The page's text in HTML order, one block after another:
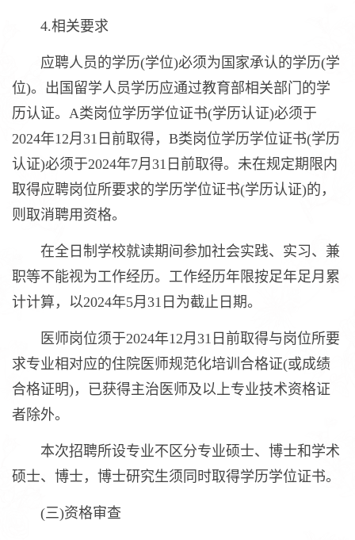
4.相关要求
应聘人员的学历(学位)必须为国家承认的学历(学
位)。出国留学人员学历应通过教育部相关部门的学
历认证。A类岗位学历学位证书(学历认证)必须于
2024年12月31日前取得，B类岗位学历学位证书(学历
认证)必须于2024年7月31日前取得。未在规定期限内
取得应聘岗位所要求的学历学位证书(学历认证)的，
则取消聘用资格。
在全日制学校就读期间参加社会实践、实习、兼
职等不能视为工作经历。工作经历年限按足年足月累
计计算，以2024年5月31日为截止日期。
医师岗位须于2024年12月31日前取得与岗位所要
求专业相对应的住院医师规范化培训合格证(或成绩
合格证明)，已获得主治医师及以上专业技术资格证
者除外。
本次招聘所设专业不区分专业硕士、博士和学术
硕士、博士，博士研究生须同时取得学历学位证书。
(三)资格审查